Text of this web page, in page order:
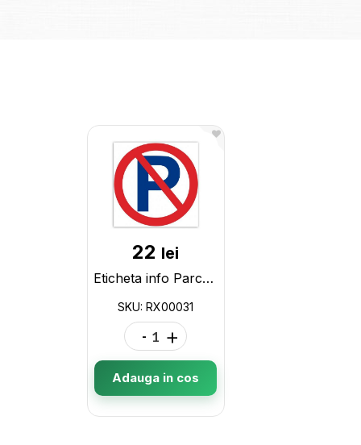
22 lei
Eticheta info Parcare Interzisa, 20x20cm RX00031
SKU: RX00031
- +
Adauga in cos